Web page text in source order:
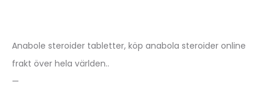
Anabole steroider tabletter, köp anabola steroider online
frakt över hela världen..
—